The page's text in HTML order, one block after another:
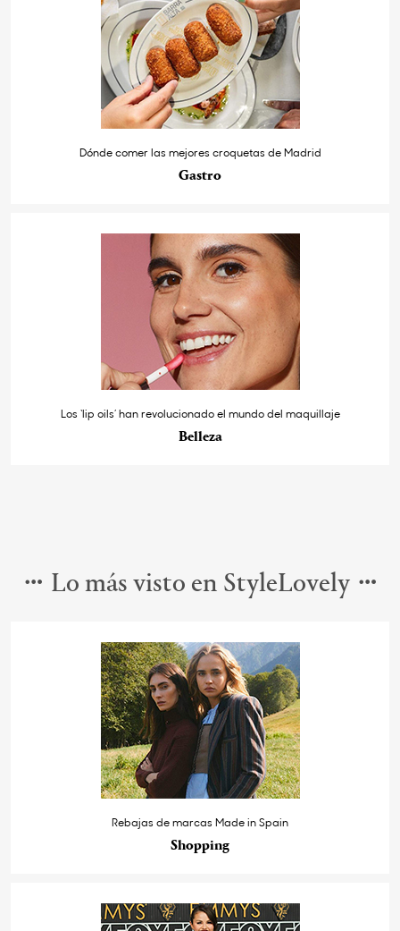
Dónde comer las mejores croquetas de Madrid
Gastro
Los ‘lip oils’ han revolucionado el mundo del maquillaje
Belleza
Lo más visto en StyleLovely
Rebajas de marcas Made in Spain
Shopping